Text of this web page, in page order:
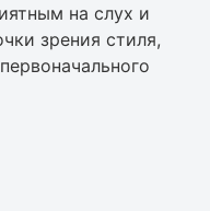
на слух и
зрения стиля,